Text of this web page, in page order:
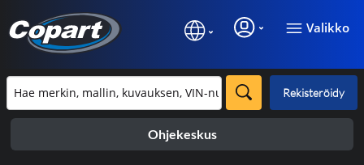
Valikko
Rekisteröidy
Ohjekeskus